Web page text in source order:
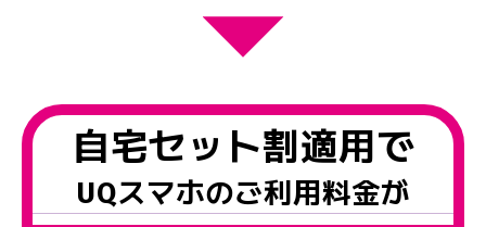
自宅セット割適用で
UQスマホのご利用料金が